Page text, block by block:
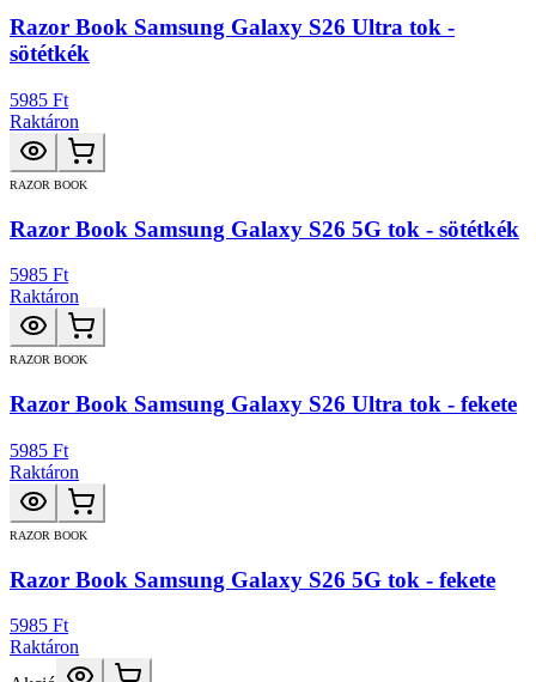
Razor Book Samsung Galaxy S26 Ultra tok -
sötétkék
5985 Ft
Raktáron
RAZOR BOOK
Razor Book Samsung Galaxy S26 5G tok - sötétkék
5985 Ft
Raktáron
RAZOR BOOK
Razor Book Samsung Galaxy S26 Ultra tok - fekete
5985 Ft
Raktáron
RAZOR BOOK
Razor Book Samsung Galaxy S26 5G tok - fekete
5985 Ft
Raktáron